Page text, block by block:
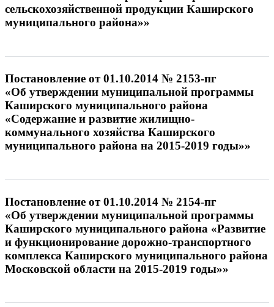
сельскохозяйственной продукции Каширского
муниципального района»»
Постановление от 01.10.2014 № 2153-пг
«Об утверждении муниципальной программы
Каширского муниципального района
«Содержание и развитие жилищно-
коммунального хозяйства Каширского
муниципального района на 2015-2019 годы»»
Постановление от 01.10.2014 № 2154-пг
«Об утверждении муниципальной программы
Каширского муниципального района «Развитие
и функционирование дорожно-транспортного
комплекса Каширского муниципального района
Московской области на 2015-2019 годы»»